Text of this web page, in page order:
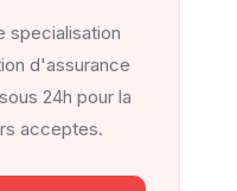
specialisation
d'assurance
24h pour la
acceptes.